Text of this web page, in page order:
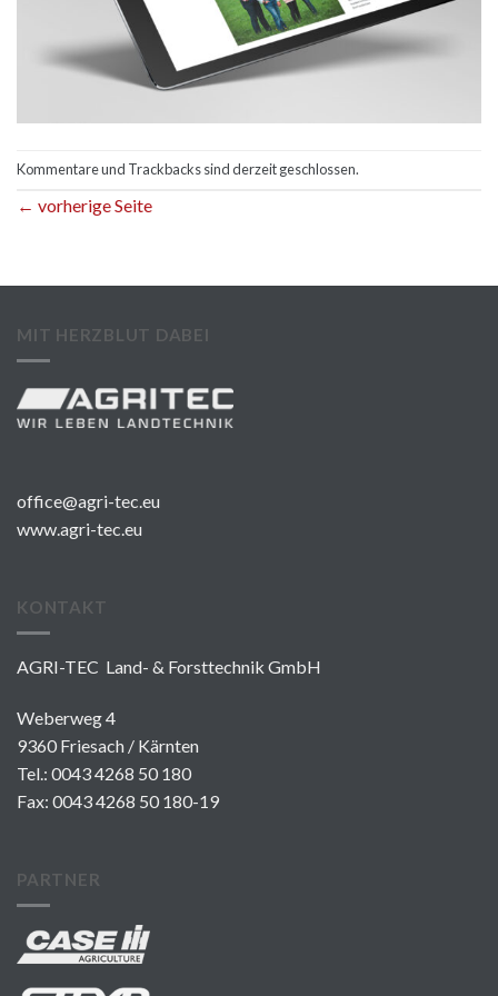
Kommentare und Trackbacks sind derzeit geschlossen.
← vorherige Seite
MIT HERZBLUT DABEI
office@agri-tec.eu
www.agri-tec.eu
KONTAKT
AGRI-TEC Land- & Forsttechnik GmbH
Weberweg 4
9360 Friesach / Kärnten
Tel.: 0043 4268 50 180
Fax: 0043 4268 50 180-19
PARTNER